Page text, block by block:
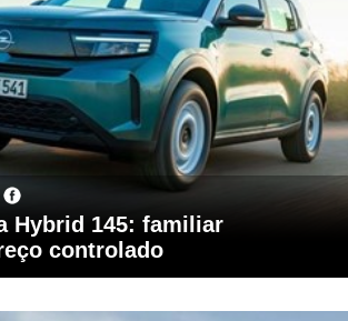
Hybrid 145: familiar
controlado